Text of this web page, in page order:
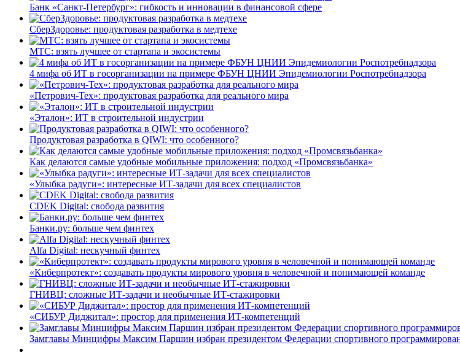
Банк «Санкт-Петербург»: гибкость и инновации в финансовой сфере
СберЗдоровье: продуктовая разработка в медтехе
МТС: взять лучшее от стартапа и экосистемы
4 мифа об ИТ в госорганизации на примере ФБУН ЦНИИ Эпидемиологии Роспотребнадзора
«Петрович-Тех»: продуктовая разработка для реального мира
«Эталон»: ИТ в строительной индустрии
Продуктовая разработка в QIWI: что особенного?
Как делаются самые удобные мобильные приложения: подход «Промсвязьбанка»
«Улыбка радуги»: интересные ИТ-задачи для всех специалистов
CDEK Digital: свобода развития
Банки.ру: больше чем финтех
Alfa Digital: нескучный финтех
«Киберпротект»: создавать продукты мирового уровня в человечной и понимающей команде
ГНИВЦ: сложные ИТ‑задачи и необычные ИТ‑стажировки
«СИБУР Диджитал»: простор для применения ИТ-компетенций
Замглавы Минцифры Максим Паршин избран президентом Федерации спортивного